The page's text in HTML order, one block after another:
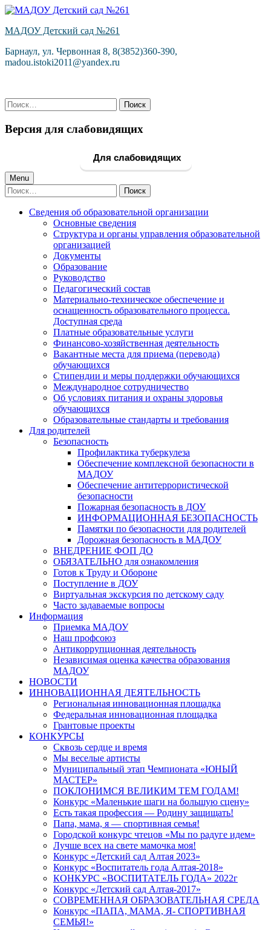
Skip
content
МАДОУ Детский сад №261
Барнаул, ул. Червонная 8, 8(3852)360-390,
madou.istoki2011@yandex.ru
Найти:
Версия для слабовидящих
Для слабовидящих
Primary
Menu
Menu
Найти:
Сведения об образовательной организации
Основные сведения
Структура и органы управления образовательной
организацией
Документы
Образование
Руководство
Педагогический состав
Материально-техническое обеспечение и
оснащенность образовательного процесса.
Доступная среда
Платные образовательные услуги
Финансово-хозяйственная деятельность
Вакантные места для приема (перевода)
обучающихся
Стипендии и меры поддержки обучающихся
Международное сотрудничество
Об условиях питания и охраны здоровья
обучающихся
Образовательные стандарты и требования
Для родителей
Безопасность
Профилактика туберкулеза
Обеспечение комплексной безопасности в
МАДОУ
Обеспечение антитеррористической
безопасности
Пожарная безопасность в ДОУ
ИНФОРМАЦИОННАЯ БЕЗОПАСНОСТЬ
Памятки по безопасности для родителей
Дорожная безопасность в МАДОУ
ВНЕДРЕНИЕ ФОП ДО
ОБЯЗАТЕЛЬНО для ознакомления
Готов к Труду и Обороне
Поступление в ДОУ
Виртуальная экскурсия по детскому саду
Часто задаваемые вопросы
Информация
Приемка МАДОУ
Наш профсоюз
Антикоррупционная деятельность
Независимая оценка качества образования
МАДОУ
НОВОСТИ
ИННОВАЦИОННАЯ ДЕЯТЕЛЬНОСТЬ
Региональная инновационная площадка
Федеральная инновационная площадка
Грантовые проекты
КОНКУРСЫ
Сквозь сердце и время
Мы веселые артисты
Муниципальный этап Чемпионата «ЮНЫЙ
МАСТЕР»
ПОКЛОНИМСЯ ВЕЛИКИМ ТЕМ ГОДАМ!
Конкурс «Маленькие шаги на большую сцену»
Есть такая профессия — Родину защищать!
Папа, мама, я — спортивная семья!
Городской конкурс чтецов «Мы по радуге идем»
Лучше всех на свете мамочка моя!
Конкурс «Детский сад Алтая 2023»
Конкурс «Воспитатель года Алтая-2018»
КОНКУРС «ВОСПИТАТЕЛЬ ГОДА» 2022г
Конкурс «Детский сад Алтая-2017»
СОВРЕМЕННАЯ ОБРАЗОВАТЕЛЬНАЯ СРЕДА
Конкурс «ПАПА, МАМА, Я- СПОРТИВНАЯ
СЕМЬЯ!»